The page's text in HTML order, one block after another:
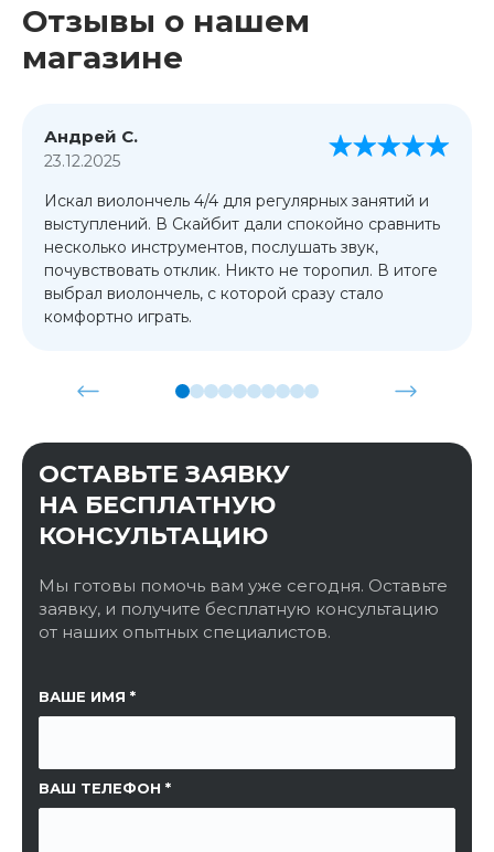
Отзывы о нашем
магазине
Андрей С.
23.12.2025
Искал виолончель 4/4 для регулярных занятий и
выступлений. В Скайбит дали спокойно сравнить
несколько инструментов, послушать звук,
почувствовать отклик. Никто не торопил. В итоге
выбрал виолончель, с которой сразу стало
комфортно играть.
ОСТАВЬТЕ ЗАЯВКУ
НА БЕСПЛАТНУЮ
КОНСУЛЬТАЦИЮ
Мы готовы помочь вам уже сегодня. Оставьте
заявку, и получите бесплатную консультацию
от наших опытных специалистов.
ВАШЕ ИМЯ
ВАШ ТЕЛЕФОН
ССЫЛКА НА СТРАНИЦУ